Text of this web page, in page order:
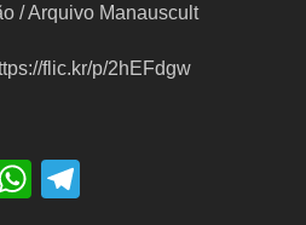
/ Arquivo Manauscult
flic.kr/p/2hEFdgw
W